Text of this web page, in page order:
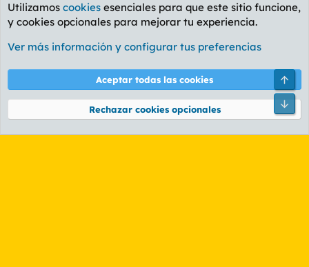
Etiquetas
Cookies
PL OLDSTYLE AMARILLO
Términos y reglas Política de privacidad Ayuda
Community platform by XenForo® © 2010-2026 XenForo Ltd.
Utilizamos cookies esenciales para que este sitio funcione,
y cookies opcionales para mejorar tu experiencia.
Ver más información y configurar tus preferencias
Aceptar todas las cookies
Rechazar cookies opcionales
Pie